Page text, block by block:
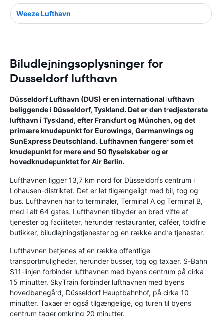
Weeze Lufthavn
Biludlejningsoplysninger for
Dusseldorf lufthavn
Düsseldorf Lufthavn (DUS) er en international lufthavn
beliggende i Düsseldorf, Tyskland. Det er den tredjestørste
lufthavn i Tyskland, efter Frankfurt og München, og det
primære knudepunkt for Eurowings, Germanwings og
SunExpress Deutschland. Lufthavnen fungerer som et
knudepunkt for mere end 50 flyselskaber og er
hovedknudepunktet for Air Berlin.
Lufthavnen ligger 13,7 km nord for Düsseldorfs centrum i
Lohausen-distriktet. Det er let tilgængeligt med bil, tog og
bus. Lufthavnen har to terminaler, Terminal A og Terminal B,
med i alt 64 gates. Lufthavnen tilbyder en bred vifte af
tjenester og faciliteter, herunder restauranter, caféer, toldfrie
butikker, biludlejningstjenester og en række andre tjenester.
Lufthavnen betjenes af en række offentlige
transportmuligheder, herunder busser, tog og taxaer. S-Bahn
S11-linjen forbinder lufthavnen med byens centrum på cirka
15 minutter. SkyTrain forbinder lufthavnen med byens
hovedbanegård, Düsseldorf Hauptbahnhof, på cirka 10
minutter. Taxaer er også tilgængelige, og turen til byens
centrum tager omkring 20 minutter.